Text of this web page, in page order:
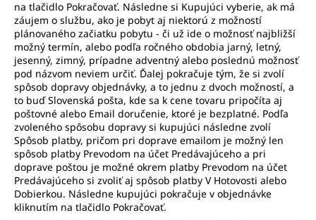
na tlačidlo Pokračovať. Následne si Kupujúci vyberie, ak má
záujem o službu, ako je pobyt aj niektorú z možností
plánovaného začiatku pobytu - či už ide o možnosť najbližší
možný termín, alebo podľa ročného obdobia jarný, letný,
jesenný, zimný, prípadne adventný alebo poslednú možnosť
pod názvom neviem určiť. Ďalej pokračuje tým, že si zvolí
spôsob dopravy objednávky, a to jednu z dvoch možností, a
to buď Slovenská pošta, kde sa k cene tovaru pripočíta aj
poštovné alebo Email doručenie, ktoré je bezplatné. Podľa
zvoleného spôsobu dopravy si kupujúci následne zvolí
Spôsob platby, pričom pri doprave emailom je možný len
spôsob platby Prevodom na účet Predávajúceho a pri
doprave poštou je možné okrem platby Prevodom na účet
Predávajúceho si zvoliť aj spôsob platby V Hotovosti alebo
Dobierkou. Následne kupujúci pokračuje v objednávke
kliknutím na tlačidlo Pokračovať.